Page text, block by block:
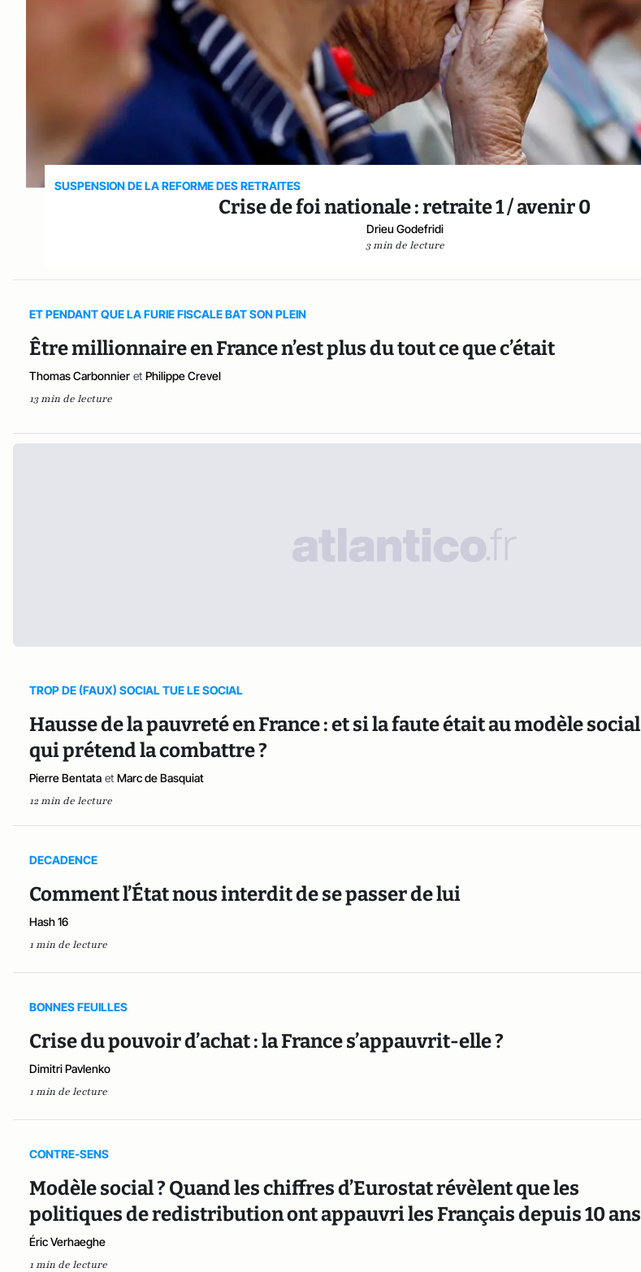
SUSPENSION DE LA REFORME DES RETRAITES
Crise de foi nationale : retraite 1 / avenir 0
Drieu Godefridi
3 min de lecture
ET PENDANT QUE LA FURIE FISCALE BAT SON PLEIN
Être millionnaire en France n’est plus du tout ce que c’était
Thomas Carbonnier et Philippe Crevel
13 min de lecture
TROP DE (FAUX) SOCIAL TUE LE SOCIAL
Hausse de la pauvreté en France : et si la faute était au modèle social
qui prétend la combattre ?
Pierre Bentata et Marc de Basquiat
12 min de lecture
DECADENCE
Comment l’État nous interdit de se passer de lui
Hash 16
1 min de lecture
BONNES FEUILLES
Crise du pouvoir d’achat : la France s’appauvrit-elle ?
Dimitri Pavlenko
1 min de lecture
CONTRE-SENS
Modèle social ? Quand les chiffres d’Eurostat révèlent que les
politiques de redistribution ont appauvri les Français depuis 10 ans
Éric Verhaeghe
1 min de lecture